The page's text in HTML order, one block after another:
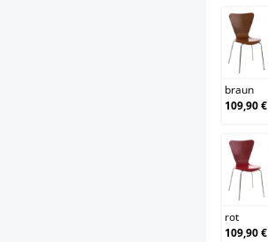
braun
109,90 €
rot
109,90 €